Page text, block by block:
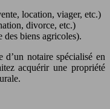
location, viager, etc.)
divorce, etc.)
biens agricoles).
notaire spécialisé en
acquérir une propriété